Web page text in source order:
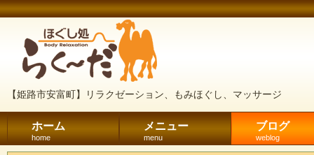
【姫路市安富町】リラクゼーション、もみほぐし、マッサージ
ホーム
home
メニュー
menu
ブログ
weblog